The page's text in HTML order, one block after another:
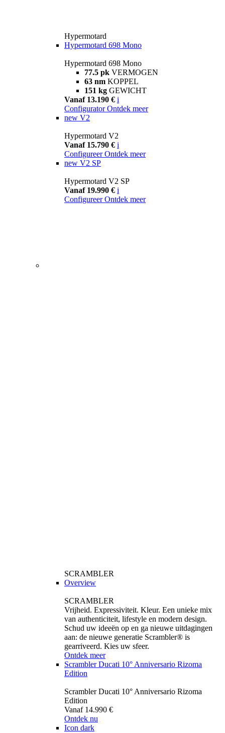
Hypermotard
Hypermotard 698 Mono
Hypermotard 698 Mono
77.5 pk VERMOGEN
63 nm KOPPEL
151 kg GEWICHT
Vanaf 13.190 € i
Configurator Ontdek meer
new V2
Hypermotard V2
Vanaf 15.790 € i
Configureer Ontdek meer
new V2 SP
Hypermotard V2 SP
Vanaf 19.990 € i
Configureer Ontdek meer
SCRAMBLER
Overview
SCRAMBLER
Vrijheid. Expressiviteit. Kleur. Een unieke mix
van authenticiteit, lifestyle en modern design.
Schud uw ideeën op en ga nieuwe uitdagingen
aan: de nieuwe generatie Scrambler® is
gearriveerd. Kies uw sfeer.
Ontdek meer
Scrambler Ducati 10° Anniversario Rizoma
Edition
Scrambler Ducati 10° Anniversario Rizoma
Edition
Vanaf 14.990 €
Ontdek nu
Icon dark